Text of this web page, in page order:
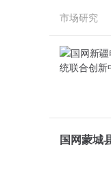
市场研究
国网蒙城